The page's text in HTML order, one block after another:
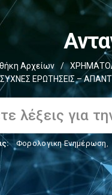
Αρχείων /
ΣΥΧΝΕΣ ΕΡΩΤΗΣΕΙΣ –
Φορολογικη Ενημέρωση,